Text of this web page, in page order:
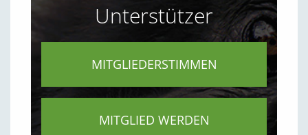
Unterstützer
MITGLIEDERSTIMMEN
MITGLIED WERDEN